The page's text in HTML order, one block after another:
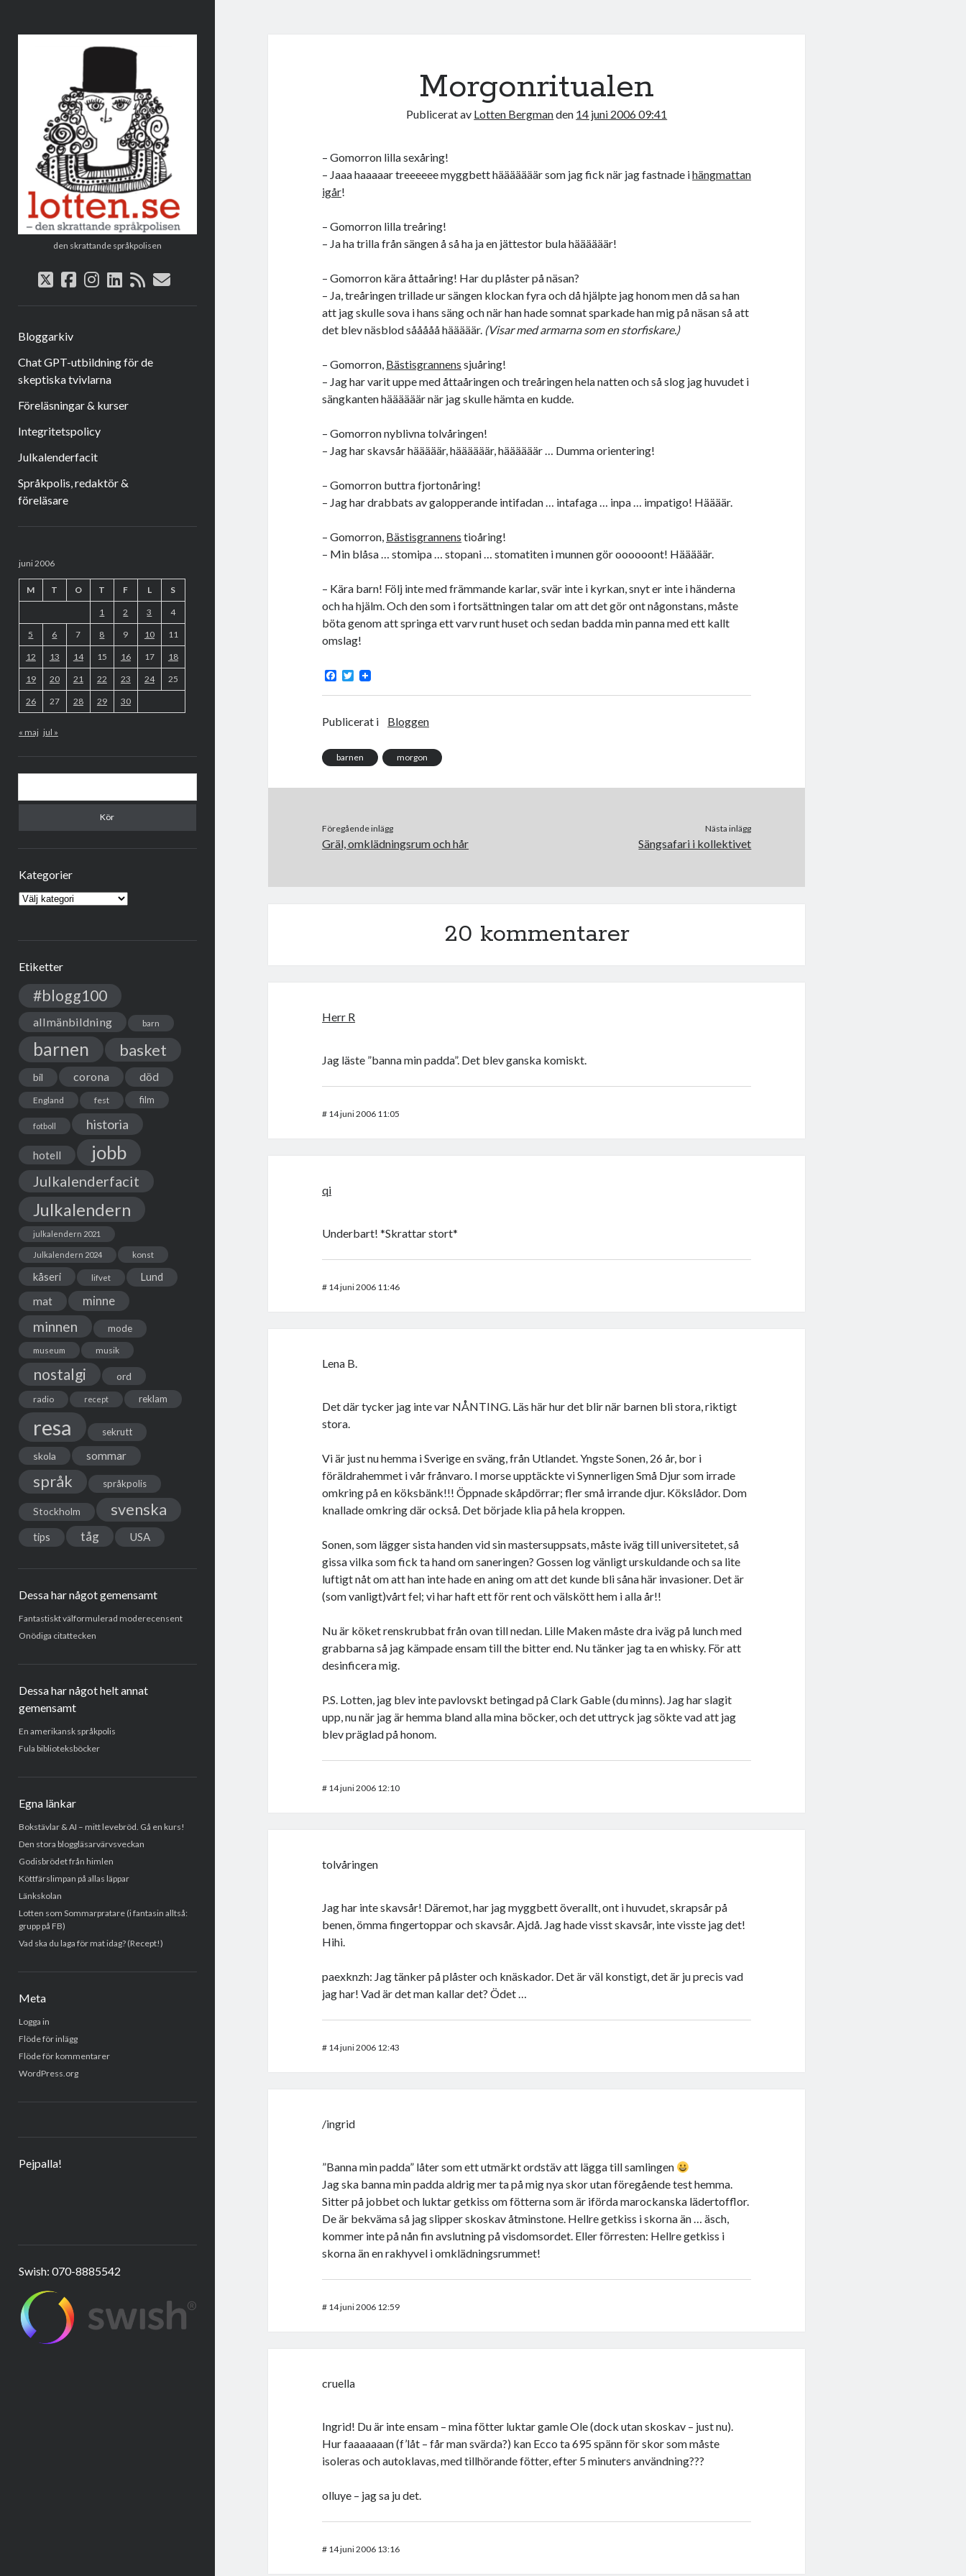
den skrattande språkpolisen
twitter
facebook
instagram
linkedin
rsse-
Bloggarkiv
Chat GPT-utbildning för de
skeptiska tvivlarna
Föreläsningar & kurser
Integritetspolicy
Julkalenderfacit
Språkpolis, redaktör &
föreläsare
juni 2006
M T O T F L S
1 2 3 4
5 6 7 8 9 10 11
12 13 14 15 16 17 18
19 20 21 22 23 24 25
26 27 28 29 30
« maj jul »
Kategorier
Kategorier
Etiketter
#blogg100
allmänbildning barn
barnen basket
bil corona död
England fest film
fotboll historia
hotell jobb
Julkalenderfacit
Julkalendern
julkalendern 2021
Julkalendern 2024 konst
kåseri lifvet Lund
mat minne
minnen mode
museum musik
nostalgi ord
radio recept reklam
resa sekrutt
skola sommar
språk språkpolis
Stockholm svenska
tips tåg USA
Dessa har något gemensamt
Fantastiskt välformulerad moderecensent
Onödiga citattecken
Dessa har något helt annat
gemensamt
En amerikansk språkpolis
Fula biblioteksböcker
Egna länkar
Bokstävlar & AI – mitt levebröd. Gå en kurs!
Den stora bloggläsarvärvsveckan
Godisbrödet från himlen
Köttfärslimpan på allas läppar
Länkskolan
Lotten som Sommarpratare (i fantasin alltså:
grupp på FB)
Vad ska du laga för mat idag? (Recept!)
Meta
Logga in
Flöde för inlägg
Flöde för kommentarer
WordPress.org
Pejpalla!
Swish: 070-8885542
Morgonritualen
Publicerat av Lotten Bergmanden 14 juni 2006 09:41
– Gomorron lilla sexåring!
– Jaaa haaaaar treeeeee myggbett hääääääär som jag fick när jag fastnade ihängmattan
igår!
– Gomorron lilla treåring!
– Ja ha trilla från sängen å så ha ja en jättestor bula häääääär!
– Gomorron kära åttaåring! Har du plåster på näsan?
– Ja, treåringen trillade ur sängen klockan fyra och då hjälpte jag honom men då sa han
att jag skulle sova i hans säng och när han hade somnat sparkade han mig på näsan så att
det blev näsblod sååååå hääääär. (Visar med armarna som en storfiskare.)
– Gomorron, Bästisgrannens sjuåring!
– Jag har varit uppe med åttaåringen och treåringen hela natten och så slog jag huvudet i
sängkanten häääääär när jag skulle hämta en kudde.
– Gomorron nyblivna tolvåringen!
– Jag har skavsår hääääär, häääääär, häääääär … Dumma orientering!
– Gomorron buttra fjortonåring!
– Jag har drabbats av galopperande intifadan … intafaga … inpa … impatigo! Häääär.
– Gomorron, Bästisgrannens tioåring!
– Min blåsa … stomipa … stopani … stomatiten i munnen gör oooooont! Hääääär.
– Kära barn! Följ inte med främmande karlar, svär inte i kyrkan, snyt er inte i händerna
och ha hjälm. Och den som i fortsättningen talar om att det gör ont någonstans, måste
böta genom att springa ett varv runt huset och sedan badda min panna med ett kallt
omslag!
F
c
b
k
T
i
t
Publicerat i Bloggen
barnen morgon
Föregående inlägg
Gräl, omklädningsrum och hår
Nästa inlägg
Sängsafari i kollektivet
20 kommentarer
Herr R
Jag läste ”banna min padda”. Det blev ganska komiskt.
# 14 juni 2006 11:05
qi
Underbart! *Skrattar stort*
# 14 juni 2006 11:46
Lena B.
Det där tycker jag inte var NÅNTING. Läs här hur det blir när barnen bli stora, riktigt
stora.
Vi är just nu hemma i Sverige en sväng, från Utlandet. Yngste Sonen, 26 år, bor i
föräldrahemmet i vår frånvaro. I morse upptäckte vi Synnerligen Små Djur som irrade
omkring på en köksbänk!!! Öppnade skåpdörrar; fler små irrande djur. Kökslådor. Dom
knallade omkring där också. Det började klia på hela kroppen.
Sonen, som lägger sista handen vid sin mastersuppsats, måste iväg till universitetet, så
gissa vilka som fick ta hand om saneringen? Gossen log vänligt urskuldande och sa lite
luftigt nåt om att han inte hade en aning om att det kunde bli såna här invasioner. Det är
(som vanligt)vårt fel; vi har haft ett för rent och välskött hem i alla år!!
Nu är köket renskrubbat från ovan till nedan. Lille Maken måste dra iväg på lunch med
grabbarna så jag kämpade ensam till the bitter end. Nu tänker jag ta en whisky. För att
desinficera mig.
P.S. Lotten, jag blev inte pavlovskt betingad på Clark Gable (du minns). Jag har slagit
upp, nu när jag är hemma bland alla mina böcker, och det uttryck jag sökte vad att jag
blev präglad på honom.
# 14 juni 2006 12:10
tolvåringen
Jag har inte skavsår! Däremot, har jag myggbett överallt, ont i huvudet, skrapsår på
benen, ömma fingertoppar och skavsår. Ajdå. Jag hade visst skavsår, inte visste jag det!
Hihi.
paexknzh: Jag tänker på plåster och knäskador. Det är väl konstigt, det är ju precis vad
jag har! Vad är det man kallar det? Ödet …
# 14 juni 2006 12:43
/ingrid
”Banna min padda” låter som ett utmärkt ordstäv att lägga till samlingen
Jag ska banna min padda aldrig mer ta på mig nya skor utan föregående test hemma.
Sitter på jobbet och luktar getkiss om fötterna som är iförda marockanska lädertofflor.
De är bekväma så jag slipper skoskav åtminstone. Hellre getkiss i skorna än … äsch,
kommer inte på nån fin avslutning på visdomsordet. Eller förresten: Hellre getkiss i
skorna än en rakhyvel i omklädningsrummet!
# 14 juni 2006 12:59
cruella
Ingrid! Du är inte ensam – mina fötter luktar gamle Ole (dock utan skoskav – just nu).
Hur faaaaaaan (f’låt – får man svärda?) kan Ecco ta 695 spänn för skor som måste
isoleras och autoklavas, med tillhörande fötter, efter 5 minuters användning???
olluye – jag sa ju det.
# 14 juni 2006 13:16